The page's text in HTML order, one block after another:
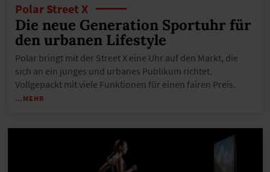
Polar Street X
Die neue Generation Sportuhr für
den urbanen Lifestyle
Polar bringt mit der Street X eine Uhr auf den Markt, die
sich an ein junges und urbanes Publikum richtet.
Vollgepackt mit viele Funktionen für einen fairen Preis.
…MEHR